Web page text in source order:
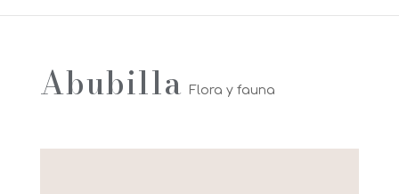
Abubilla Flora y fauna